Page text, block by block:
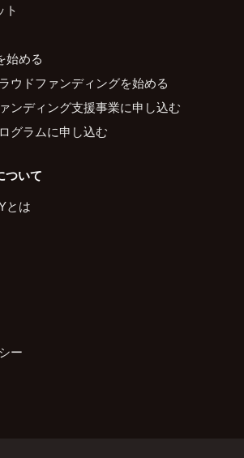
ト
始める
ウドファンディングを始める
ンディング支援事業に申し込む
グラムに申し込む
ついて
とは
ー